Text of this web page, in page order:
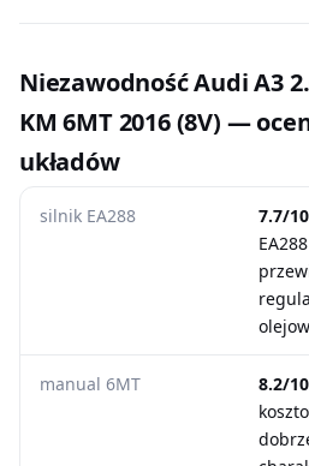
Niezawodność Audi A3
KM 6MT 2016 (8V) —
układów
silnik EA288 7.7/10
manual 6MT 8.2/10